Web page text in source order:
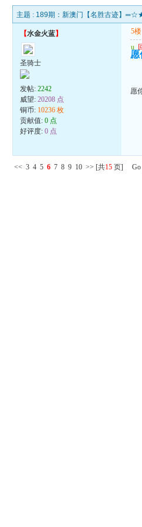
主题 : 189期：新澳门【名胜古迹】
【水金火蓝】
圣骑士
发帖:2242
威望:20208 点
铜币: 10236 枚
贡献值:0 点
好评度:0 点
5楼
u
愿
愿
<< 3 4 5 6 7 8 9 10 >> [共15 页] Go